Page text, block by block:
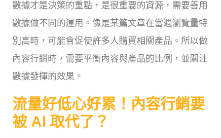
數據才是決策的重點，是很重要的資源，需要善用
數據做不同的運用。像是某篇文章在當週瀏覽量特
別高時，可能會促使許多人購買相關產品。所以做
內容行銷時，需要平衡內容與產品的比例，並關注
數據發揮的效果。
流量好低心好累！內容行銷要
被 AI 取代了？